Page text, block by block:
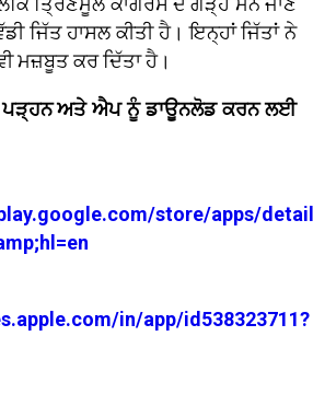
ਜਿੱਤ ਹਾਸਲ ਕੀਤੀ ਹੈ। ਇਨ੍ਹਾਂ ਜਿੱਤਾਂ ਨੇ
ਮਜ਼ਬੂਤ ਕਰ ਦਿੱਤਾ ਹੈ।
ਪੜ੍ਹਨ ਅਤੇ ਐਪ ਨੂੰ ਡਾਊਨਲੋਡ ਕਰਨ ਲਈ
store/apps/
in/app/id538323711?